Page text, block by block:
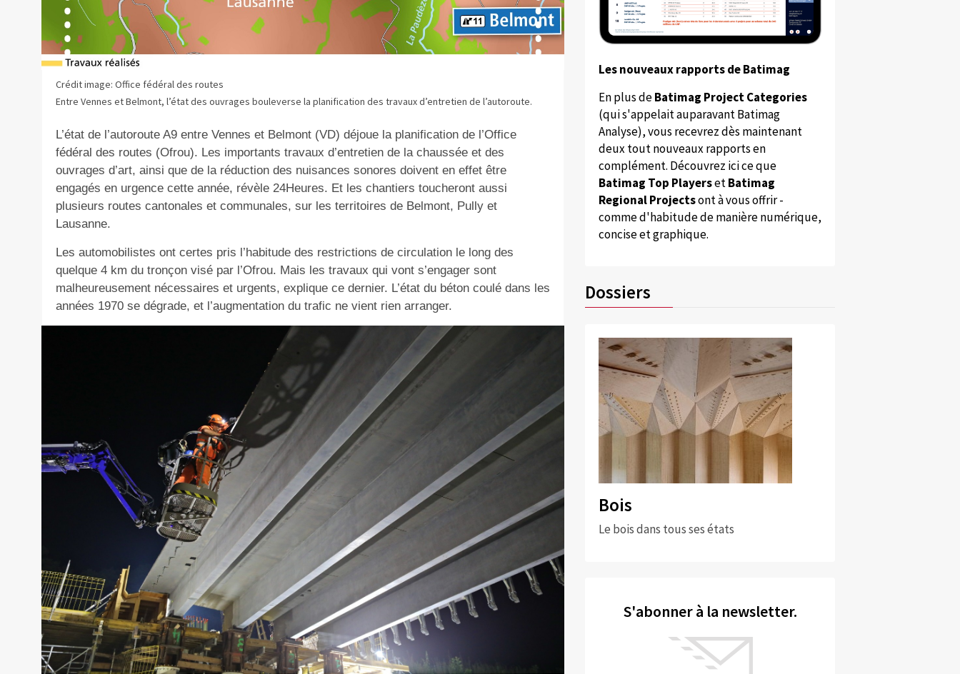
Crédit image: Office fédéral des routes
Entre Vennes et Belmont, l’état des ouvrages bouleverse la planification des travaux d’entretien de l’autoroute.
L’état de l’autoroute A9 entre Vennes et Belmont (VD) déjoue la planification de l’Office
fédéral des routes (Ofrou). Les importants travaux d’entretien de la chaussée et des
ouvrages d’art, ainsi que de la réduction des nuisances sonores doivent en effet être
engagés en urgence cette année, révèle 24Heures. Et les chantiers toucheront aussi
plusieurs routes cantonales et communales, sur les territoires de Belmont, Pully et
Lausanne.
Les automobilistes ont certes pris l’habitude des restrictions de circulation le long des
quelque 4 km du tronçon visé par l’Ofrou. Mais les travaux qui vont s’engager sont
malheureusement nécessaires et urgents, explique ce dernier. L’état du béton coulé dans les
années 1970 se dégrade, et l’augmentation du trafic ne vient rien arranger.
Les nouveaux rapports de Batimag
En plus deBatimag Project Categories
(qui s'appelait auparavant Batimag
Analyse), vous recevrez dès maintenant
deux tout nouveaux rapports en
complément. Découvrez ici ce que
Batimag Top PlayersetBatimag
Regional Projectsont à vous offrir -
comme d'habitude de manière numérique,
concise et graphique.
Dossiers
Bois
Le bois dans tous ses états
S'abonner à la newsletter.